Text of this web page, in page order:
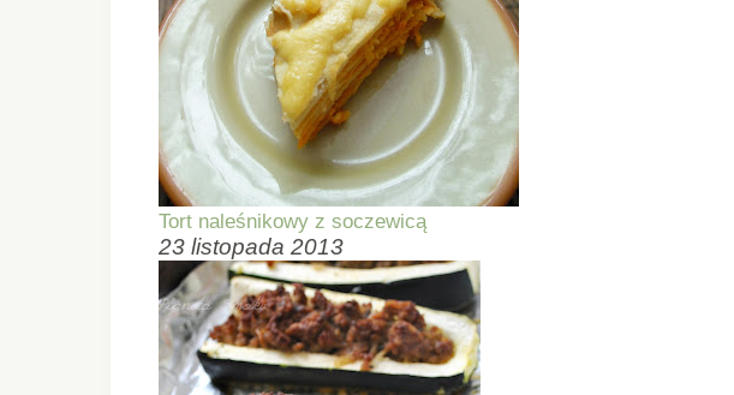
Tort naleśnikowy z soczewicą
23 listopada 2013